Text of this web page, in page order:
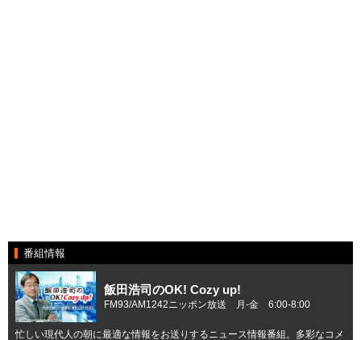
番組情報
飯田浩司のOK! Cozy up!
FM93/AM1242ニッポン放送 月-金 6:00-8:00
忙しい現代人の朝に最適な情報をお送りするニュース情報番組。多彩なコメ